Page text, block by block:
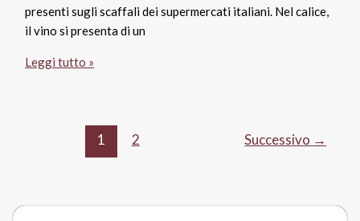
presenti sugli scaffali dei supermercati italiani. Nel calice,
il vino si presenta di un
Pinot
Leggi tutto »
1 2 Successivo →